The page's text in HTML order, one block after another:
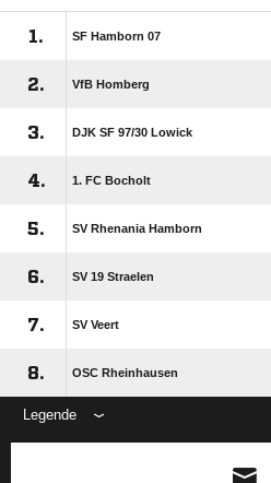
1. SF Hamborn 07
2. VfB Homberg
3. DJK SF 97/​30 Lowick
4. 1. FC Bocholt
5. SV Rhenania Hamborn
6. SV 19 Straelen
7. SV Veert
8. OSC Rheinhausen
Legende
ANZEIGE